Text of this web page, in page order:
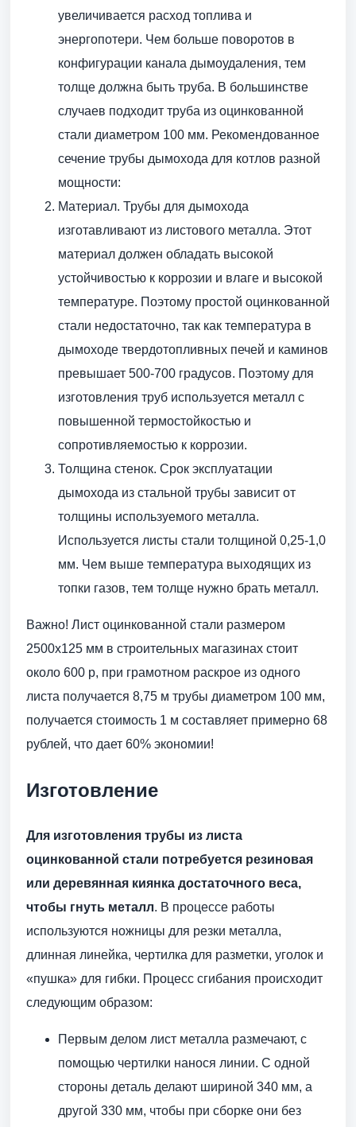
увеличивается расход топлива и
энергопотери. Чем больше поворотов в
конфигурации канала дымоудаления, тем
толще должна быть труба. В большинстве
случаев подходит труба из оцинкованной
стали диаметром 100 мм. Рекомендованное
сечение трубы дымохода для котлов разной
мощности:
Материал. Трубы для дымохода
изготавливают из листового металла. Этот
материал должен обладать высокой
устойчивостью к коррозии и влаге и высокой
температуре. Поэтому простой оцинкованной
стали недостаточно, так как температура в
дымоходе твердотопливных печей и каминов
превышает 500-700 градусов. Поэтому для
изготовления труб используется металл с
повышенной термостойкостью и
сопротивляемостью к коррозии.
Толщина стенок. Срок эксплуатации
дымохода из стальной трубы зависит от
толщины используемого металла.
Используется листы стали толщиной 0,25-1,0
мм. Чем выше температура выходящих из
топки газов, тем толще нужно брать металл.
Важно! Лист оцинкованной стали размером
2500х125 мм в строительных магазинах стоит
около 600 р, при грамотном раскрое из одного
листа получается 8,75 м трубы диаметром 100 мм,
получается стоимость 1 м составляет примерно 68
рублей, что дает 60% экономии!
Изготовление
Для изготовления трубы из листа
оцинкованной стали потребуется резиновая
или деревянная киянка достаточного веса,
чтобы гнуть металл. В процессе работы
используются ножницы для резки металла,
длинная линейка, чертилка для разметки, уголок и
«пушка» для гибки. Процесс сгибания происходит
следующим образом:
Первым делом лист металла размечают, с
помощью чертилки нанося линии. С одной
стороны деталь делают шириной 340 мм, а
другой 330 мм, чтобы при сборке они без